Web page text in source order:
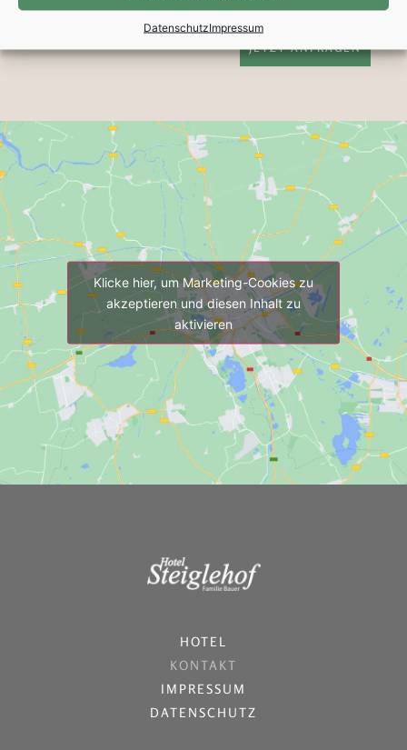
DatenschutzImpressum
JETZT ANFRAGEN
Klicke hier, um Marketing-Cookies zu
akzeptieren und diesen Inhalt zu
aktivieren
HOTEL
KONTAKT
IMPRESSUM
DATENSCHUTZ